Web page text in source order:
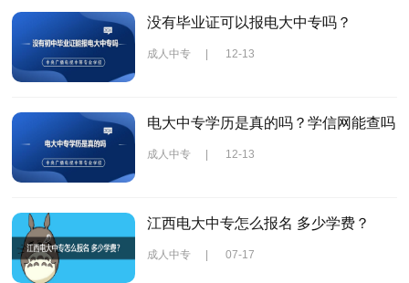
没有毕业证可以报电大中专吗？
成人中专 12-13
电大中专学历是真的吗？学信网能查吗
成人中专 12-13
江西电大中专怎么报名 多少学费？
成人中专 07-17